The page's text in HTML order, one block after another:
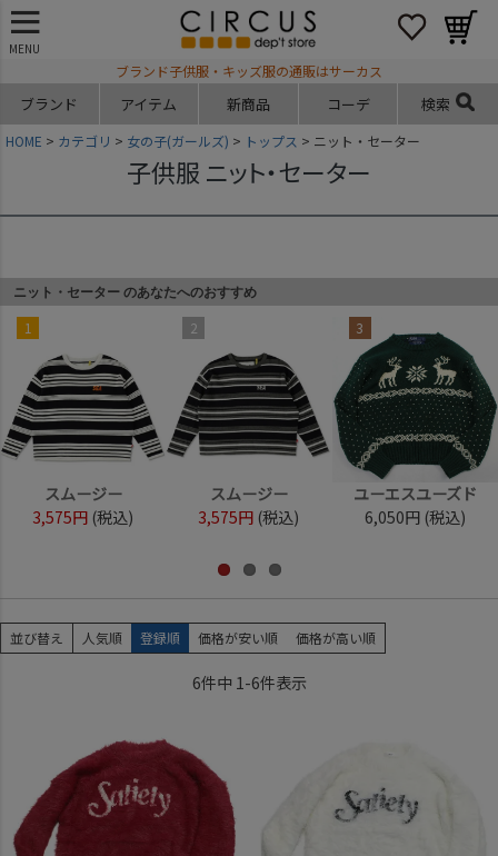
MENU
ブランド子供服・キッズ服の通販はサーカス
ブランド アイテム 新商品 コーデ 検索
HOME カテゴリ 女の子(ガールズ) トップス ニット・セーター
子供服 ニット・セーター
ニット・セーター のあなたへのおすすめ
1
スムージー
3,575円 (税込)
2
スムージー
3,575円 (税込)
3
ユーエスユーズド
6,050円 (税込)
並び替え 人気順 登録順 価格が安い順 価格が高い順
6件中 1-6件表示